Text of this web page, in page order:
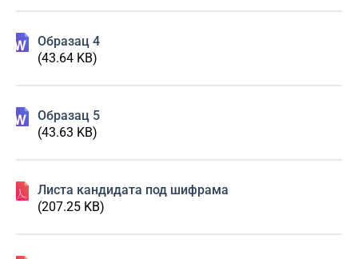
Образац 4
(43.64 KB)
Образац 5
(43.63 KB)
Листа кандидата под шифрама
(207.25 KB)